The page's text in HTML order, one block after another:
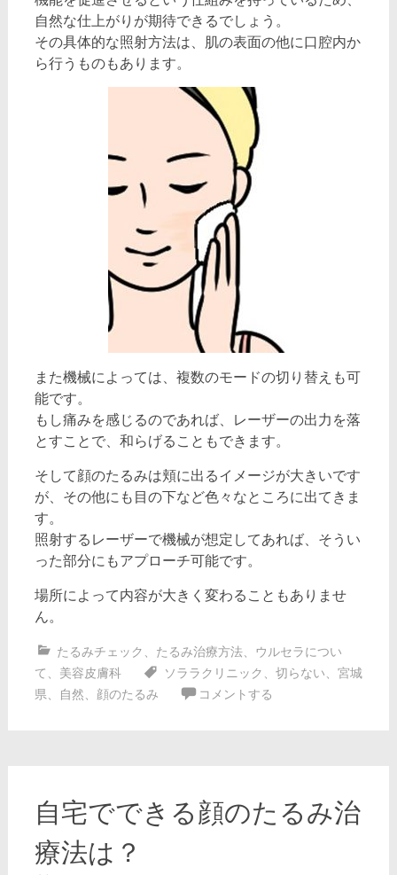
自然な仕上がりが期待できるでしょう。
その具体的な照射方法は、肌の表面の他に口腔内か
ら行うものもあります。
また機械によっては、複数のモードの切り替えも可
能です。
もし痛みを感じるのであれば、レーザーの出力を落
とすことで、和らげることもできます。
そして顔のたるみは頬に出るイメージが大きいです
が、その他にも目の下など色々なところに出てきま
す。
照射するレーザーで機械が想定してあれば、そうい
った部分にもアプローチ可能です。
場所によって内容が大きく変わることもありませ
ん。
たるみチェック 、 たるみ治療方法、 ウルセラについ
て 、 美容皮膚科 ソララクリニック 、 切らない、 宮城
県、 自然、 顔のたるみ コメントする
自宅でできる顔のたるみ治
療法は？